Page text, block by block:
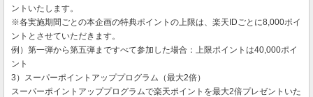
ントいたします。
※各実施期間ごとの本企画の特典ポイントの上限は、楽天IDごとに8,000ポイ
ントとさせていただきます。
例）第一弾から第五弾まですべて参加した場合：上限ポイントは40,000ポイ
ント
3）スーパーポイントアッププログラム（最大2倍）
スーパーポイントアッププログラムで楽天ポイントを最大2倍プレゼントいた